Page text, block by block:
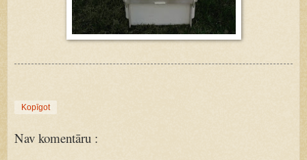
Kopīgot
Nav komentāru :